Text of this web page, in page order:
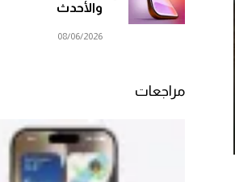
والأحدث
08/06/2026
مراجعات